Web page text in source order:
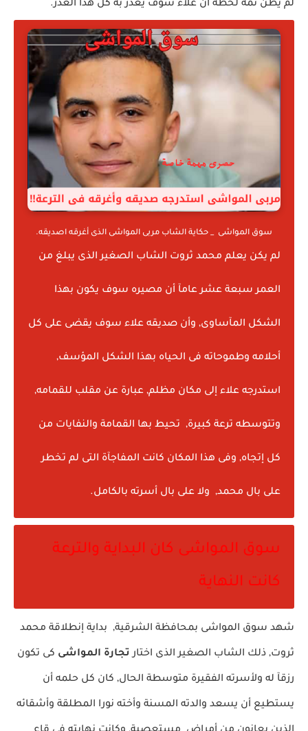
لم يظن ثمة لحظة أن علاء سوف يغدر به كل هذا الغدر.
سوق المواشى _ حكاية الشاب مربى المواشى الذى أغرقه اصديقه.
لم يكن يعلم محمد ثروت الشاب الصغير الذى يبلغ من
العمر سبعة عشر عامآ أن مصيره سوف يكون بهذا
الشكل المآساوى, وأن صديقه علاء سوف يقضى على كل
أحلامه وطموحاته فى الحياه بهذا الشكل المؤسف,
استدرجه علاء إلى مكان مظلم, عبارة عن مقلب للقمامه,
وتتوسطه ترعة كبيرة, تحيط بها القمامة والنفايات من
كل إتجاه, وفى هذا المكان كانت المفاجآة التى لم تخطر
على بال محمد, ولا على بال أسرته بالكامل.
سوق المواشى كان البداية والترعة
كانت النهاية
شهد سوق المواشى بمحافظة الشرقية, بداية إنطلاقة محمد
ثروت, ذلك الشاب الصغير الذى اختارتجارة المواشى كى تكون
رزقآ له ولأسرته الفقيرة متوسطة الحال, كان كل حلمه أن
يستطيع أن يسعد والدته المسنة وأخته نورا المطلقة وأشقائه